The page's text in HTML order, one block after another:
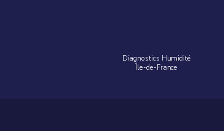
Diagnostics Humidité
Île-de-France